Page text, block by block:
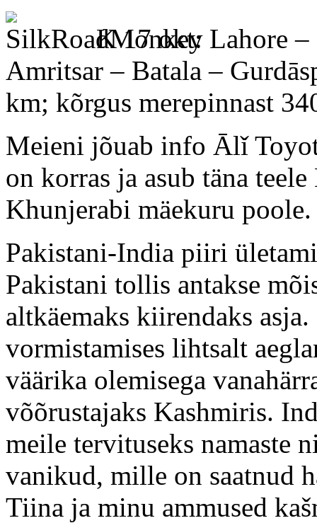
K 17 okt: Lahore
Amritsar – Batala –
km; kõrgus merepinnast
Meieni jõuab info Ālǐ
on korras ja asub täna
Khunjerabi mäekuru poole.
Pakistani-India piiri
Pakistani tollis antakse
altkäemaks kiirendaks
vormistamises lihtsalt
väärika olemisega
võõrustajaks Kashmiris.
meile tervituseks namaste
vanikud, mille on saatnud
Tiina ja minu ammused